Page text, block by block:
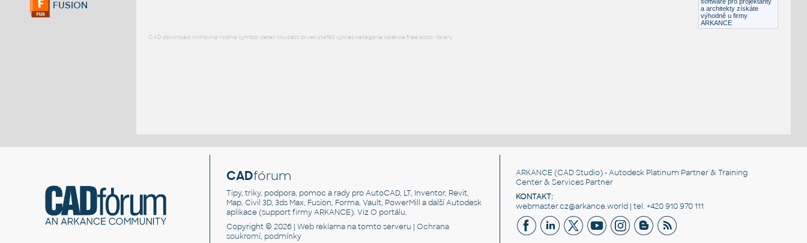
FUSION
a architekty získáte
výhodně u firmy
ARKANCE
CAD download: knihovna rodina symbol detail součást prvek stafáž výkres kategorie kolekce free block library
CADfórum
Tipy, triky, podpora, pomoc a rady pro AutoCAD, LT, Inventor, Revit,
Map, Civil 3D, 3ds Max, Fusion, Forma, Vault, PowerMill a další Autodesk
aplikace (support firmy ARKANCE). VizO portálu.
Copyright © 2026 |Web reklama na tomto serveru |Ochrana
soukromí, podmínky
ARKANCE (CAD Studio) - Autodesk Platinum Partner & Training
Center & Services Partner
KONTAKT:
webmaster.cz@arkance.world | tel. +420 910 970 111